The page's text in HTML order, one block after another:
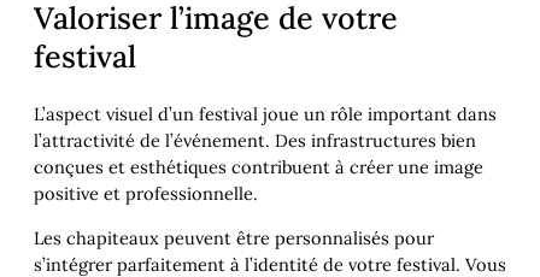
Valoriser l’image de votre
festival
L’aspect visuel d’un festival joue un rôle important dans
l’attractivité de l’événement. Des infrastructures bien
conçues et esthétiques contribuent à créer une image
positive et professionnelle.
Les chapiteaux peuvent être personnalisés pour
s’intégrer parfaitement à l’identité de votre festival. Vous